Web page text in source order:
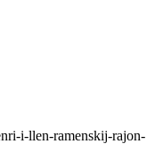
i-llen-ramenskij-rajon-